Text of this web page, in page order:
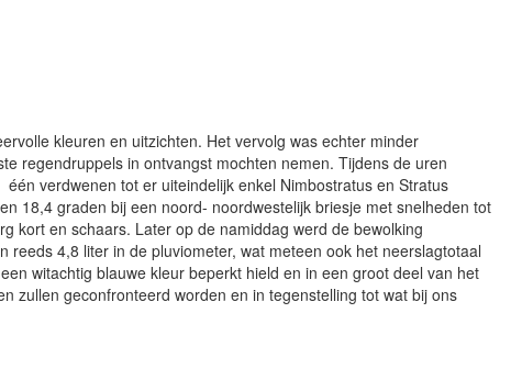
kleuren en uitzichten. Het vervolg was echter minder
regendruppels in ontvangst mochten nemen. Tijdens de uren
verdwenen tot er uiteindelijk enkel Nimbostratus en Stratus
18,4 graden bij een noord- noordwestelijk briesje met snelheden tot
kort en schaars. Later op de namiddag werd de bewolking
4,8 liter in de pluviometer, wat meteen ook het neerslagtotaal
witachtig blauwe kleur beperkt hield en in een groot deel van het
zullen geconfronteerd worden en in tegenstelling tot wat bij ons